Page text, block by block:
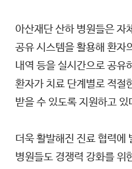
아산재단 산하 병원들은 자
공유 시스템을 활용해 환자
내역 등을 실시간으로 공유
환자가 치료 단계별로 적절
받을 수 있도록 지원하고 있
더욱 활발해진 진료 협력에
병원들도 경쟁력 강화를 위